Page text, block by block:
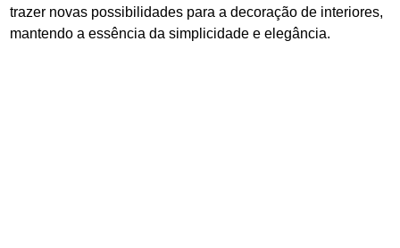
trazer novas possibilidades para a decoração de interiores,
mantendo a essência da simplicidade e elegância.